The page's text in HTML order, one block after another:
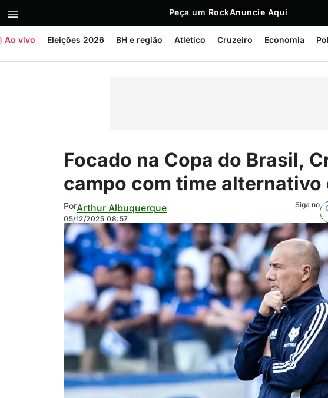
Peça um RockAnuncie Aqui
Ao vivo Eleições 2026 BH e região Atlético Cruzeiro Economia
Focado na Copa do Brasil,
campo com time alternativo
PorArthur Albuquerque
05/12/2025 08:57
Siga no